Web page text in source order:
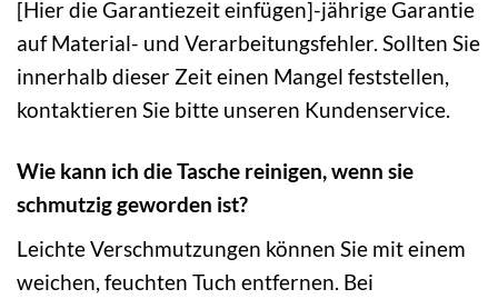
[Hier die Garantiezeit einfügen]-jährige Garantie
auf Material- und Verarbeitungsfehler. Sollten Sie
innerhalb dieser Zeit einen Mangel feststellen,
kontaktieren Sie bitte unseren Kundenservice.
Wie kann ich die Tasche reinigen, wenn sie
schmutzig geworden ist?
Leichte Verschmutzungen können Sie mit einem
weichen, feuchten Tuch entfernen. Bei